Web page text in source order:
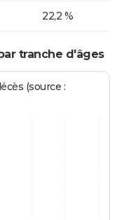
22,2 %
tranche d'âges
(source :